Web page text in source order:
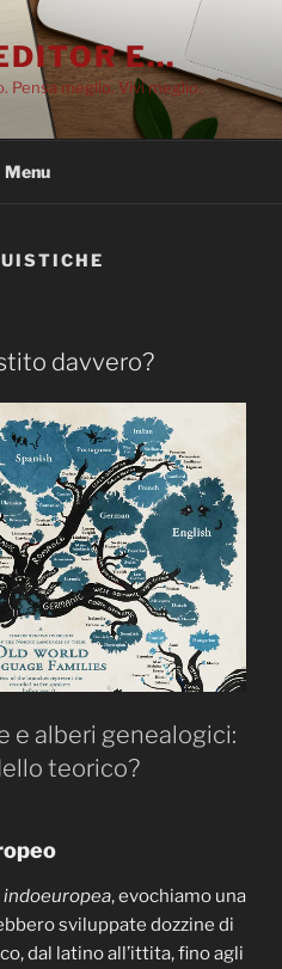
E…
Pensa meglio. Vivi meglio.
Menu
davvero?
e alberi genealogici:
teorico?
indoeuropea, evochiamo una
sviluppate dozzine di
dal latino all’ittita, fino agli